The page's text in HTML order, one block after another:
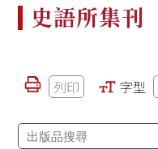
史語所集刊
列印 字型